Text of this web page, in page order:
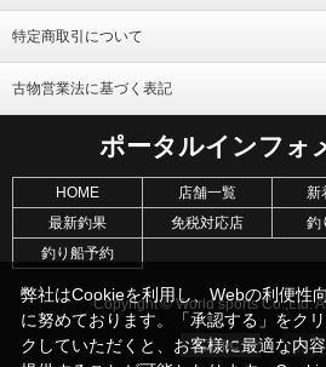
特定商取引について
古物営業法に基づく表記
ポータルインフォ
HOME 店舗一覧 新
最新釣果
免税対応店 釣
釣り船予約
Copyright © World sports Co.,Ltd.
弊社はCookieを利用し、Webの利便性
に努めております。「承認する」をク
クしていただくと、お客様に最適な内